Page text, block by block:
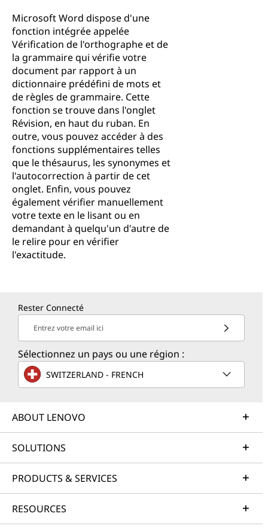
Microsoft Word dispose d'une
fonction intégrée appelée
Vérification de l'orthographe et de
la grammaire qui vérifie votre
document par rapport à un
dictionnaire prédéfini de mots et
de règles de grammaire. Cette
fonction se trouve dans l'onglet
Révision, en haut du ruban. En
outre, vous pouvez accéder à des
fonctions supplémentaires telles
que le thésaurus, les synonymes et
l'autocorrection à partir de cet
onglet. Enfin, vous pouvez
également vérifier manuellement
votre texte en le lisant ou en
demandant à quelqu'un d'autre de
le relire pour en vérifier
l'exactitude.
Rester Connecté
Entrez votre email ici
Sélectionnez un pays ou une région :
SWITZERLAND - FRENCH
ABOUT LENOVO
SOLUTIONS
PRODUCTS & SERVICES
RESOURCES